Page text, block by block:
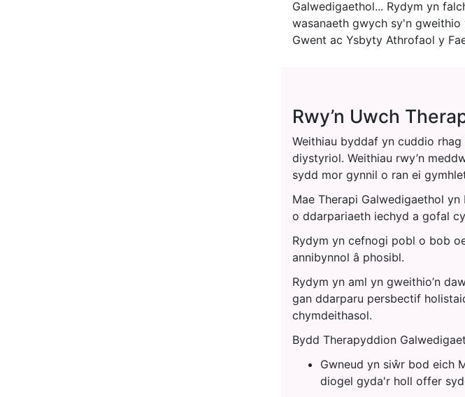
Galwedigaethol... Rydym yn
wasanaeth gwych sy'n gweithio
Gwent ac Ysbyty Athrofaol y
Rwy’n Uwch
Weithiau byddaf yn cuddio
diystyriol. Weithiau rwy’n
sydd mor gynnil o ran ei
Mae Therapi Galwedigaethol
o ddarpariaeth iechyd a gofal
Rydym yn cefnogi pobl o bob
annibynnol â phosibl.
Rydym yn aml yn gweithio’n
gan ddarparu persbectif
chymdeithasol.
Bydd Therapyddion
Gwneud yn siŵr bod eich
diogel gyda'r holl offer